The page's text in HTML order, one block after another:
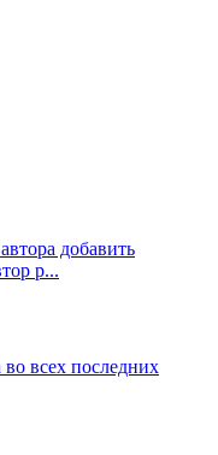
добавить
р...
всех последних